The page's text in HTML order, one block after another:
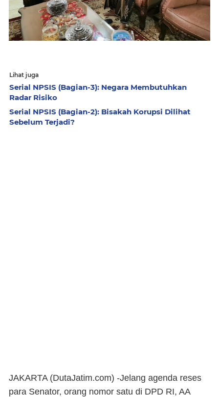
Lihat juga
Serial NPSIS (Bagian-3): Negara Membutuhkan
Radar Risiko
Serial NPSIS (Bagian-2): Bisakah Korupsi Dilihat
Sebelum Terjadi?
JAKARTA (DutaJatim.com) -Jelang agenda reses
para Senator, orang nomor satu di DPD RI, AA